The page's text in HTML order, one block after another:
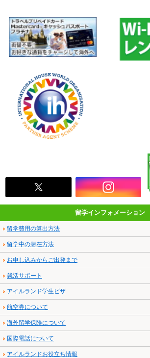
留学インフォメーション
留学費用の算出方法
留学中の滞在方法
お申し込みからご出発まで
就活サポート
アイルランド学生ビザ
航空券について
海外留学保険について
国際電話について
アイルランドお役立ち情報